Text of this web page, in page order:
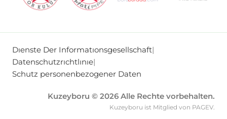
Dıenste Der Informatıonsgesellschaft|
Datenschutzrıchtlınıe|
Schutz personenbezogener Daten
Kuzeyboru © 2026 Alle Rechte vorbehalten.
Kuzeyboru ist Mitglied von PAGEV.